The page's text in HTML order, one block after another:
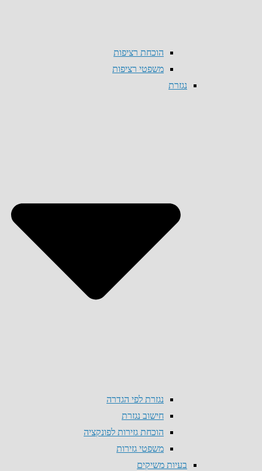
הוכחת רציפות
משפטי רציפות
נגזרת
נגזרת לפי הגדרה
חישוב נגזרת
הוכחת גזירות לפונקציה
משפטי גזירות
בעיות משיקים